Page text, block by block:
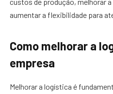
custos de produção, melhorar
aumentar a flexibilidade para
Como melhorar a
empresa
Melhorar a logística é